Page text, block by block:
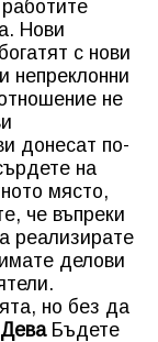
Нови
с нови
непреклонни
не
донесат по-
на
място,
че въпреки
реализирате
делови
но без да
ДеваБъдете